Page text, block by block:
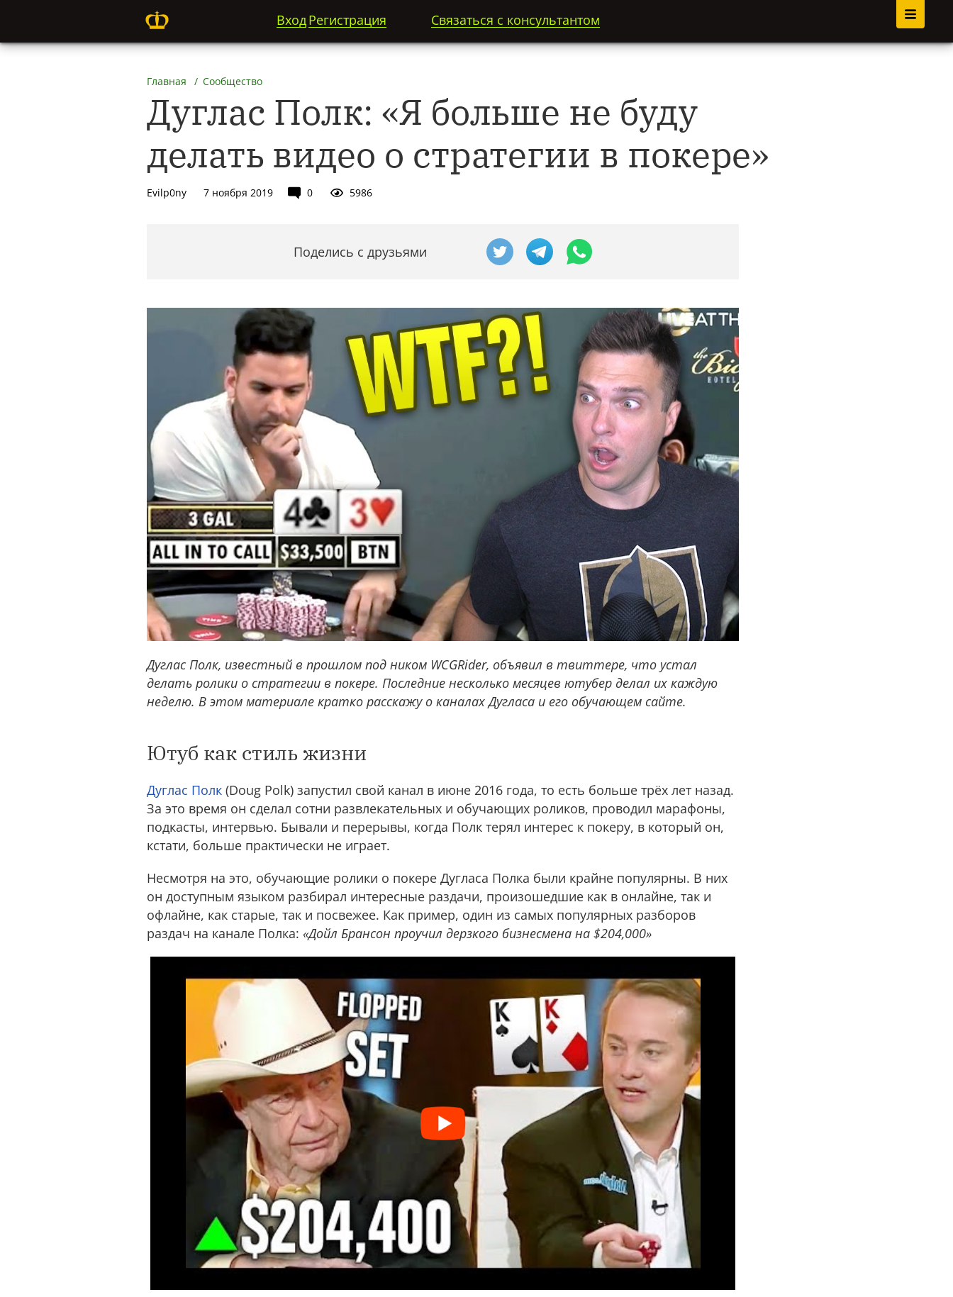
ВходРегистрация Связаться с консультантом
Главная Сообщество
Дуглас Полк: «Я больше не буду
делать видео о стратегии в покере»
Evilp0ny 7 ноября 2019 0 5986
Поделись с друзьями
Дуглас Полк, известный в прошлом под ником WCGRider, объявил в твиттере, что устал
делать ролики о стратегии в покере. Последние несколько месяцев ютубер делал их каждую
неделю. В этом материале кратко расскажу о каналах Дугласа и его обучающем сайте.
Ютуб как стиль жизни
Дуглас Полк (Doug Polk) запустил свой канал в июне 2016 года, то есть больше трёх лет назад.
За это время он сделал сотни развлекательных и обучающих роликов, проводил марафоны,
подкасты, интервью. Бывали и перерывы, когда Полк терял интерес к покеру, в который он,
кстати, больше практически не играет.
Несмотря на это, обучающие ролики о покере Дугласа Полка были крайне популярны. В них
он доступным языком разбирал интересные раздачи, произошедшие как в онлайне, так и
офлайне, как старые, так и посвежее. Как пример, один из самых популярных разборов
раздач на канале Полка: «Дойл Брансон проучил дерзкого бизнесмена на $204,000»